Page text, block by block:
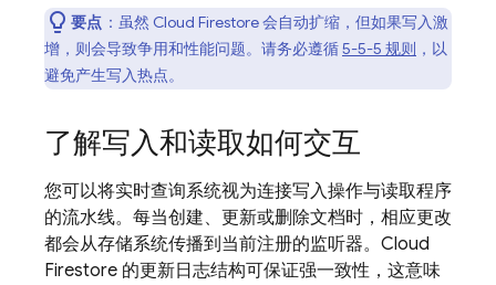
要点 ：虽然 Cloud Firestore会自动扩缩，但如果写入激
增，则会导致争用和性能问题。请务必遵循5-5-5 规则 ，以
避免产生写入热点。
了解写入和读取如何交互
您可以将实时查询系统视为连接写入操作与读取程序
的流水线。每当创建、更新或删除文档时，相应更改
都会从存储系统传播到当前注册的监听器。 Cloud
Firestore 的更新日志结构可保证强一致性，这意味